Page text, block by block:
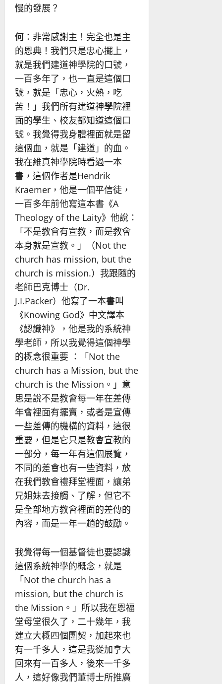
慢的發展？
何 ：非常感謝主！完全也是主
的恩典！我們只是忠心擺上，
就是我們建道神學院的口號，
一百多年了，也一直是這個口
號，就是「忠心，火熱，吃
苦！」我們所有建道神學院裡
面的學生、校友都知道這個口
號。我覺得我身體裡面就是留
這個血，就是「建道」的血。
我在維真神學院時看過一本
書，這個作者是Hendrik
Kraemer，他是一個平信徒，
一百多年前他寫這本書《A
Theology of the Laity》他說：
「不是教會有宣教，而是教會
本身就是宣教。」（Not the
church has mission, but the
church is mission.）我跟隨的
老師巴克博士（Dr.
J.I.Packer）他寫了一本書叫
《Knowing God》中文譯本
《認識神》，他是我的系統神
學老師，所以我覺得這個神學
的概念很重要 ：「Not the
church has a Mission, but the
church is the Mission。」意
思是說不是教會每一年在差傳
年會裡面有擺賣，或者是宣傳
一些差傳的機構的資料，這很
重要，但是它只是教會宣教的
一部分，每一年有這個展覽，
不同的差會也有一些資料，放
在我們教會禮拜堂裡面，讓弟
兄姐妹去接觸、了解，但它不
是全部地方教會裡面的差傳的
內容，而是一年一趟的鼓勵。
我覺得每一個基督徒也要認識
這個系統神學的概念，就是
「Not the church has a
mission, but the church is
the Mission。」所以我在恩福
堂母堂很久了，二十幾年，我
建立大概四個團契，加起來也
有一千多人，這是我從加拿大
回來有一百多人，後來一千多
人，這好像我們董博士所推廣